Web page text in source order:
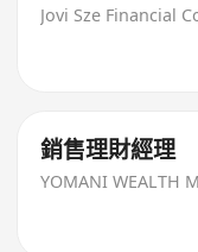
Jovi Sze Financial
銷售理財經理
YOMANI WEALTH